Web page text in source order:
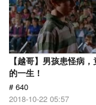
【越哥】男孩患怪病
的一生！
# 640
2018-10-22 05:57